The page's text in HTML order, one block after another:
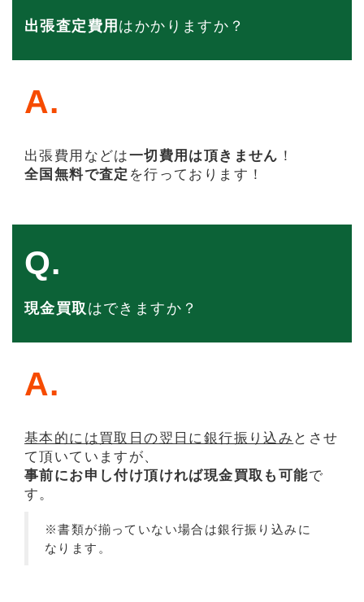
出張査定費用 はかかりますか？
A.
出張費用などは一切費用は頂きません ！
全国無料で査定 を行っております！
Q.
現金買取 はできますか？
A.
基本的には買取日の翌日に銀行振り込み とさせ
て頂いていますが、
事前にお申し付け頂ければ現金買取も可能で
す。
※書類が揃っていない場合は銀行振り込みに
なります。